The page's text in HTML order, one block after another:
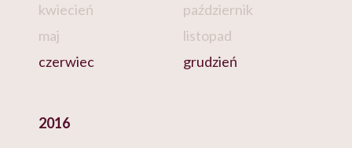
kwiecień
maj
czerwiec
październik
listopad
grudzień
2016